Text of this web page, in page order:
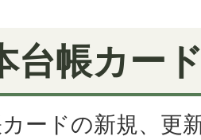
台帳カー
ードの新規、更